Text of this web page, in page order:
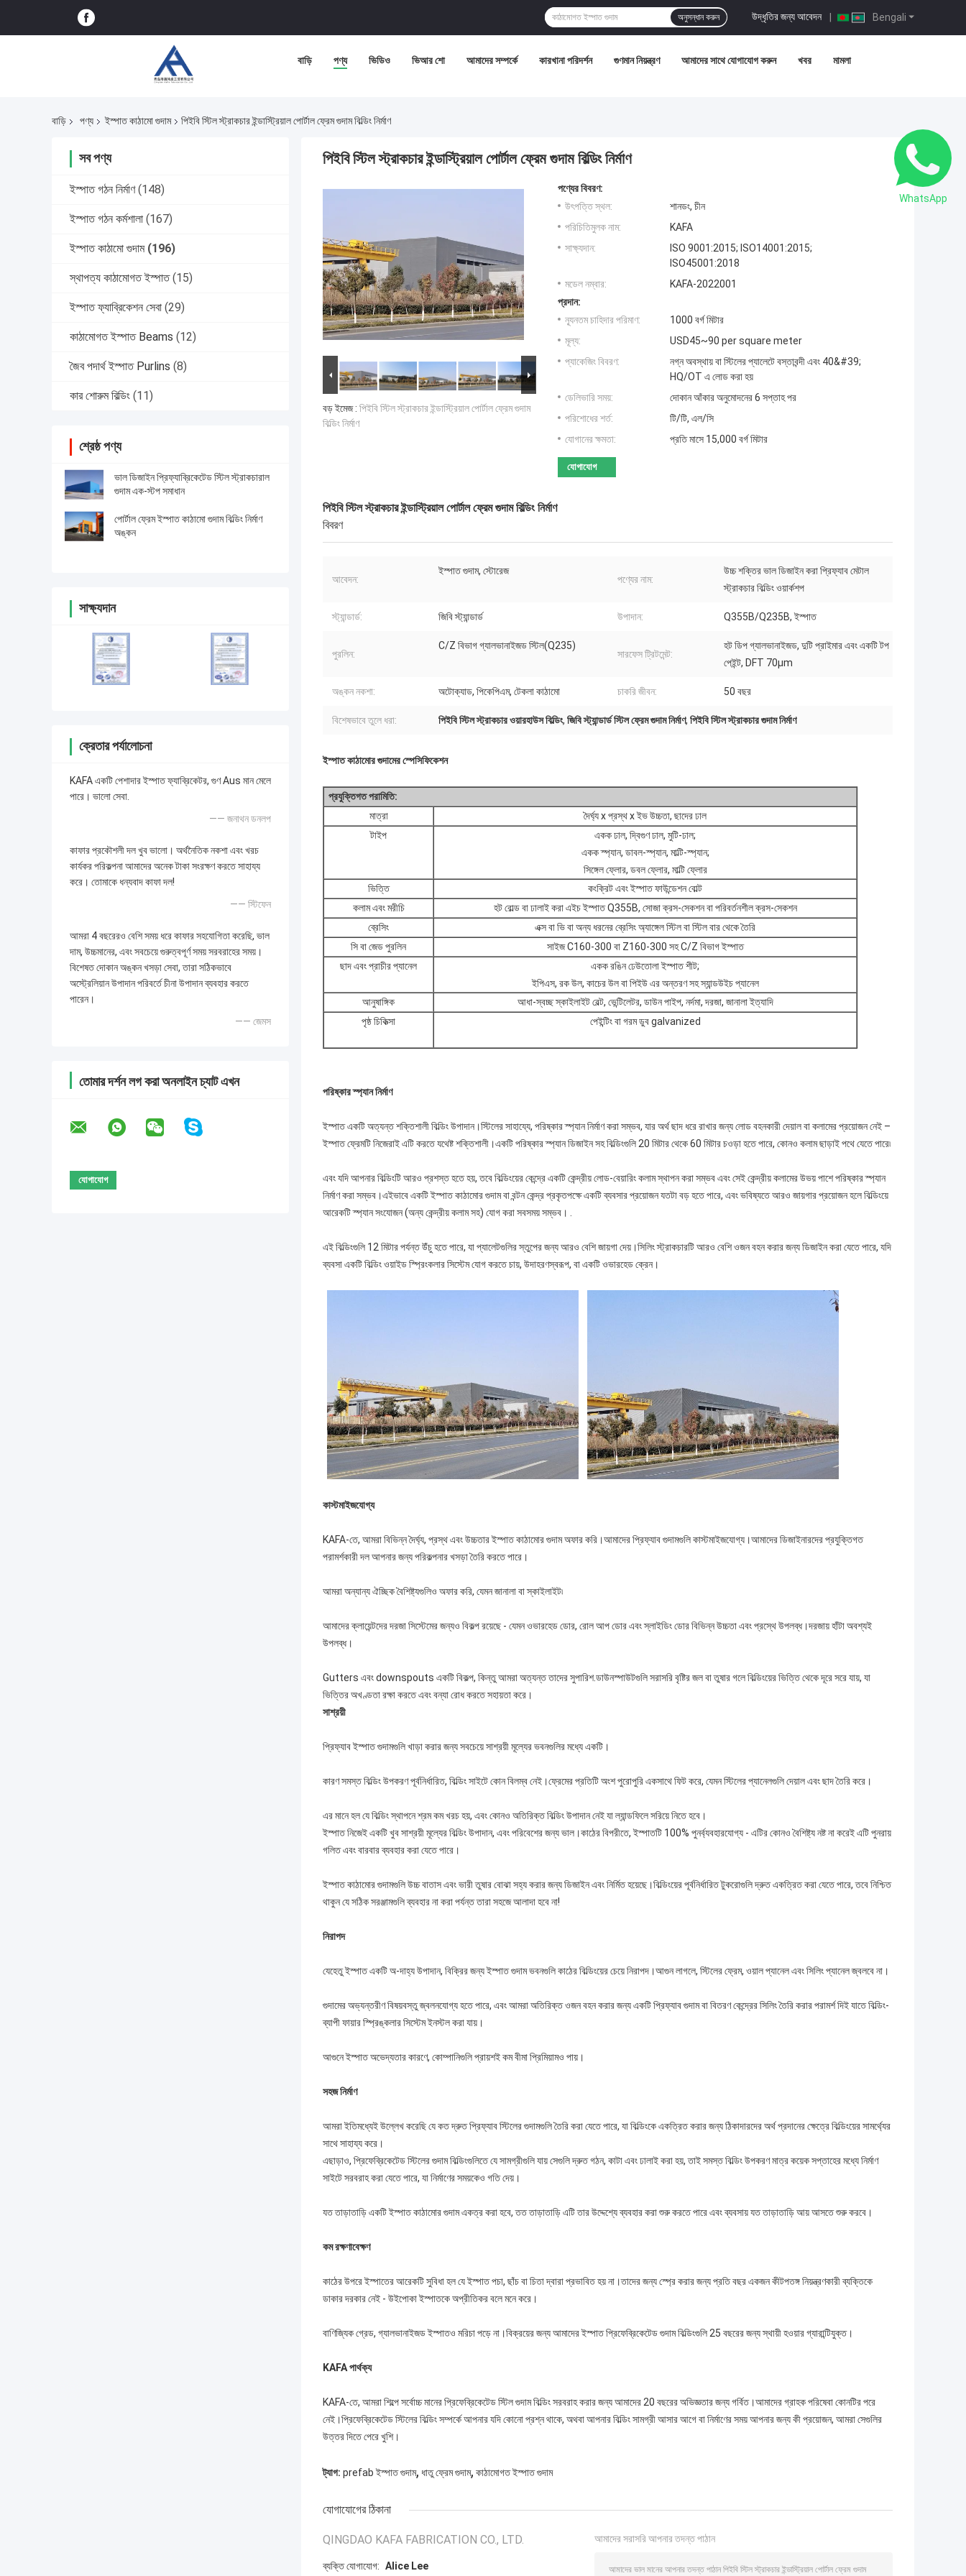
Bengali
উদ্ধৃতির জন্য আবেদন |
অনুসন্ধান করুন
বাড়ি পণ্য ভিডিও ভিআর শো আমাদের সম্পর্কে কারখানা পরিদর্শন গুণমান নিয়ন্ত্রণ আমাদের সাথে যোগাযোগ করুন খবর মামলা
বাড়ি পণ্য ইস্পাত কাঠামো গুদাম পিইবি স্টিল স্ট্রাকচার ইন্ডাস্ট্রিয়াল পোর্টাল ফ্রেম গুদাম বিল্ডিং নির্মাণ
সব পণ্য
ইস্পাত গঠন নির্মাণ (148)
ইস্পাত গঠন কর্মশালা (167)
ইস্পাত কাঠামো গুদাম (196)
স্থাপত্য কাঠামোগত ইস্পাত (15)
ইস্পাত ফ্যাব্রিকেশন সেবা (29)
কাঠামোগত ইস্পাত Beams (12)
জৈব পদার্থ ইস্পাত Purlins (8)
কার শোরুম বিল্ডিং (11)
শ্রেষ্ঠ পণ্য
ভাল ডিজাইন প্রিফ্যাব্রিকেটেড স্টিল স্ট্রাকচারাল
গুদাম এক-স্টপ সমাধান
পোর্টাল ফ্রেম ইস্পাত কাঠামো গুদাম বিল্ডিং নির্মাণ
অঙ্কন
সাক্ষ্যদান
ক্রেতার পর্যালোচনা
KAFA একটি পেশাদার ইস্পাত ফ্যাব্রিকেটর, গুণ Aus মান মেলে
পারে। ভালো সেবা.
—— জনাথন ডনলপ
কাফার প্রকৌশলী দল খুব ভালো। অর্থনৈতিক নকশা এবং খরচ
কার্যকর পরিকল্পনা আমাদের অনেক টাকা সংরক্ষণ করতে সাহায্য
করে। তোমাকে ধন্যবাদ কাফা দল!
—— স্টিফেন
আমরা 4 বছরেরও বেশি সময় ধরে কাফার সহযোগিতা করেছি, ভাল
দাম, উচ্চমানের, এবং সবচেয়ে গুরুত্বপূর্ণ সময় সরবরাহের সময়।
বিশেষত দোকান অঙ্কন খসড়া সেবা, তারা সঠিকভাবে
অস্ট্রেলিয়ান উপাদান পরিবর্তে চীনা উপাদান ব্যবহার করতে
পারেন।
—— জেমস
তোমার দর্শন লগ করা অনলাইন চ্যাট এখন
পিইবি স্টিল স্ট্রাকচার ইন্ডাস্ট্রিয়াল পোর্টাল ফ্রেম গুদাম বিল্ডিং নির্মাণ
বড় ইমেজ : পিইবি স্টিল স্ট্রাকচার ইন্ডাস্ট্রিয়াল পোর্টাল ফ্রেম গুদাম
বিল্ডিং নির্মাণ
পণ্যের বিবরণ:
উৎপত্তি স্থল:
শানডং, চীন
পরিচিতিমুলক নাম:
KAFA
সাক্ষ্যদান:
ISO 9001:2015; ISO14001:2015;
ISO45001:2018
মডেল নম্বার:
KAFA-2022001
প্রদান:
ন্যূনতম চাহিদার পরিমাণ:
1000 বর্গ মিটার
মূল্য:
USD45~90 per square meter
প্যাকেজিং বিবরণ:
নগ্ন অবস্থায় বা স্টিলের প্যালেটে বস্তাবন্দী এবং 40&#39;
HQ/OT এ লোড করা হয়
ডেলিভারি সময়:
দোকান আঁকার অনুমোদনের 6 সপ্তাহ পর
পরিশোধের শর্ত:
টি/টি, এল/সি
যোগানের ক্ষমতা:
প্রতি মাসে 15,000 বর্গ মিটার
যোগাযোগ
পিইবি স্টিল স্ট্রাকচার ইন্ডাস্ট্রিয়াল পোর্টাল ফ্রেম গুদাম বিল্ডিং নির্মাণ
বিবরণ
আবেদন:
ইস্পাত গুদাম, স্টোরেজ
পণ্যের নাম:
উচ্চ শক্তির ভাল ডিজাইন করা প্রিফ্যাব মেটাল
স্ট্রাকচার বিল্ডিং ওয়ার্কশপ
স্ট্যান্ডার্ড: জিবি স্ট্যান্ডার্ড উপাদান: Q355B/Q235B, ইস্পাত
পুরলিন:
C/Z বিভাগ গ্যালভানাইজড স্টিল(Q235)
সারফেস ট্রিটমেন্ট:
হট ডিপ গ্যালভানাইজড, দুটি প্রাইমার এবং একটি টপ
পেইন্ট, DFT 70μm
অঙ্কন নকশা: অটোক্যাড, পিকেপিএম, টেকলা কাঠামো চাকরি জীবন: 50 বছর
বিশেষভাবে তুলে ধরা: পিইবি স্টিল স্ট্রাকচার ওয়ারহাউস বিল্ডিং, জিবি স্ট্যান্ডার্ড স্টিল ফ্রেম গুদাম নির্মাণ, পিইবি স্টিল স্ট্রাকচার গুদাম নির্মাণ
ইস্পাত কাঠামোর গুদামের স্পেসিফিকেশন
প্রযুক্তিগত পরামিতি:
মাত্রা
দৈর্ঘ্য x প্রস্থ x ইভ উচ্চতা, ছাদের ঢাল
টাইপ
একক ঢাল, দ্বিগুণ ঢাল, মুটি-ঢাল;
একক স্প্যান, ডাবল-স্প্যান, মাল্টি-স্প্যান;
সিঙ্গেল ফ্লোর, ডবল ফ্লোর, মাল্টি ফ্লোর
ভিত্তি
কংক্রিট এবং ইস্পাত ফাউন্ডেশন বোল্ট
কলাম এবং মরীচি
হট রোল্ড বা ঢালাই করা এইচ ইস্পাত Q355B, সোজা ক্রস-সেকশন বা পরিবর্তনশীল ক্রস-সেকশন
ব্রেসিং
এক্স বা ভি বা অন্য ধরনের ব্রেসিং অ্যাঙ্গেল স্টিল বা স্টিল বার থেকে তৈরি
সি বা জেড পুরলিন
সাইজ C160-300 বা Z160-300 সহ C/Z বিভাগ ইস্পাত
ছাদ এবং প্রাচীর প্যানেল
একক রঙিন ঢেউতোলা ইস্পাত শীট;
ইপিএস, রক উল, কাচের উল বা পিইউ এর অন্তরণ সহ স্যান্ডউইচ প্যানেল
আনুষাঙ্গিক
আধা-স্বচ্ছ স্কাইলাইট বেল্ট, ভেন্টিলেটর, ডাউন পাইপ, নর্দমা, দরজা, জানালা ইত্যাদি
পৃষ্ঠ চিকিত্সা
পেইন্টিং বা গরম ডুব galvanized
পরিষ্কার স্প্যান নির্মাণ
ইস্পাত একটি অত্যন্ত শক্তিশালী বিল্ডিং উপাদান।স্টিলের সাহায্যে, পরিষ্কার স্প্যান নির্মাণ করা সম্ভব, যার অর্থ ছাদ ধরে রাখার জন্য লোড বহনকারী দেয়াল বা কলামের প্রয়োজন নেই –
ইস্পাত ফ্রেমটি নিজেরাই এটি করতে যথেষ্ট শক্তিশালী।একটি পরিষ্কার স্প্যান ডিজাইন সহ বিল্ডিংগুলি 20 মিটার থেকে 60 মিটার চওড়া হতে পারে, কোনও কলাম ছাড়াই পথে যেতে পারে৷
এবং যদি আপনার বিল্ডিংটি আরও প্রশস্ত হতে হয়, তবে বিল্ডিংয়ের কেন্দ্রে একটি কেন্দ্রীয় লোড-বেয়ারিং কলাম স্থাপন করা সম্ভব এবং সেই কেন্দ্রীয় কলামের উভয় পাশে পরিষ্কার স্প্যান
নির্মাণ করা সম্ভব।এইভাবে একটি ইস্পাত কাঠামোর গুদাম বা বন্টন কেন্দ্র প্রকৃতপক্ষে একটি ব্যবসার প্রয়োজন যতটা বড় হতে পারে, এবং ভবিষ্যতে আরও জায়গার প্রয়োজন হলে বিল্ডিংয়ে
আরেকটি স্প্যান সংযোজন (অন্য কেন্দ্রীয় কলাম সহ) যোগ করা সবসময় সম্ভব। .
এই বিল্ডিংগুলি 12 মিটার পর্যন্ত উঁচু হতে পারে, যা প্যালেটগুলির স্তুপের জন্য আরও বেশি জায়গা দেয়।সিলিং স্ট্রাকচারটি আরও বেশি ওজন বহন করার জন্য ডিজাইন করা যেতে পারে, যদি
ব্যবসা একটি বিল্ডিং ওয়াইড স্প্রিংকলার সিস্টেম যোগ করতে চায়, উদাহরণস্বরূপ, বা একটি ওভারহেড ক্রেন।
কাস্টমাইজযোগ্য
KAFA-তে, আমরা বিভিন্ন দৈর্ঘ্য, প্রস্থ এবং উচ্চতার ইস্পাত কাঠামোর গুদাম অফার করি।আমাদের প্রিফ্যাব গুদামগুলি কাস্টমাইজযোগ্য।আমাদের ডিজাইনারদের প্রযুক্তিগত
পরামর্শকারী দল আপনার জন্য পরিকল্পনার খসড়া তৈরি করতে পারে।
আমরা অন্যান্য ঐচ্ছিক বৈশিষ্ট্যগুলিও অফার করি, যেমন জানালা বা স্কাইলাইট৷
আমাদের ক্লায়েন্টদের দরজা সিস্টেমের জন্যও বিকল্প রয়েছে - যেমন ওভারহেড ডোর, রোল আপ ডোর এবং স্লাইডিং ডোর বিভিন্ন উচ্চতা এবং প্রস্থে উপলব্ধ।দরজায় হাঁটা অবশ্যই
উপলব্ধ।
Gutters এবং downspouts একটি বিকল্প, কিন্তু আমরা অত্যন্ত তাদের সুপারিশ.ডাউনস্পাউটগুলি সরাসরি বৃষ্টির জল বা তুষার গলে বিল্ডিংয়ের ভিত্তি থেকে দূরে সরে যায়, যা
ভিত্তির অখণ্ডতা রক্ষা করতে এবং বন্যা রোধ করতে সহায়তা করে।
সাশ্রয়ী
প্রিফ্যাব ইস্পাত গুদামগুলি খাড়া করার জন্য সবচেয়ে সাশ্রয়ী মূল্যের ভবনগুলির মধ্যে একটি।
কারণ সমস্ত বিল্ডিং উপকরণ পূর্বনির্ধারিত, বিল্ডিং সাইটে কোন বিলম্ব নেই।ফ্রেমের প্রতিটি অংশ পুরোপুরি একসাথে ফিট করে, যেমন স্টিলের প্যানেলগুলি দেয়াল এবং ছাদ তৈরি করে।
এর মানে হল যে বিল্ডিং স্থাপনে শ্রম কম খরচ হয়, এবং কোনও অতিরিক্ত বিল্ডিং উপাদান নেই যা ল্যান্ডফিলে সরিয়ে নিতে হবে।
ইস্পাত নিজেই একটি খুব সাশ্রয়ী মূল্যের বিল্ডিং উপাদান, এবং পরিবেশের জন্য ভাল।কাঠের বিপরীতে, ইস্পাতটি 100% পুনর্ব্যবহারযোগ্য - এটির কোনও বৈশিষ্ট্য নষ্ট না করেই এটি পুনরায়
গলিত এবং বারবার ব্যবহার করা যেতে পারে।
ইস্পাত কাঠামোর গুদামগুলি উচ্চ বাতাস এবং ভারী তুষার বোঝা সহ্য করার জন্য ডিজাইন এবং নির্মিত হয়েছে।বিল্ডিংয়ের পূর্বনির্ধারিত টুকরোগুলি দ্রুত একত্রিত করা যেতে পারে, তবে নিশ্চিত
থাকুন যে সঠিক সরঞ্জামগুলি ব্যবহার না করা পর্যন্ত তারা সহজে আলাদা হবে না!
নিরাপদ
যেহেতু ইস্পাত একটি অ-দাহ্য উপাদান, বিক্রির জন্য ইস্পাত গুদাম ভবনগুলি কাঠের বিল্ডিংয়ের চেয়ে নিরাপদ।আগুন লাগলে, স্টিলের ফ্রেম, ওয়াল প্যানেল এবং সিলিং প্যানেল জ্বলবে না।
গুদামের অভ্যন্তরীণ বিষয়বস্তু জ্বলনযোগ্য হতে পারে, এবং আমরা অতিরিক্ত ওজন বহন করার জন্য একটি প্রিফ্যাব গুদাম বা বিতরণ কেন্দ্রের সিলিং তৈরি করার পরামর্শ দিই যাতে বিল্ডিং-
ব্যাপী ফায়ার স্প্রিঙ্কলার সিস্টেম ইনস্টল করা যায়।
আগুনে ইস্পাত অভেদ্যতার কারণে, কোম্পানিগুলি প্রায়শই কম বীমা প্রিমিয়ামও পায়।
সহজ নির্মাণ
আমরা ইতিমধ্যেই উল্লেখ করেছি যে কত দ্রুত প্রিফ্যাব স্টিলের গুদামগুলি তৈরি করা যেতে পারে, যা বিল্ডিংকে একত্রিত করার জন্য ঠিকাদারদের অর্থ প্রদানের ক্ষেত্রে বিল্ডিংয়ের সামর্থ্যের
সাথে সাহায্য করে।
এছাড়াও, প্রিফেব্রিকেটেড স্টিলের গুদাম বিল্ডিংগুলিতে যে সামগ্রীগুলি যায় সেগুলি দ্রুত গঠন, কাটা এবং ঢালাই করা হয়, তাই সমস্ত বিল্ডিং উপকরণ মাত্র কয়েক সপ্তাহের মধ্যে নির্মাণ
সাইটে সরবরাহ করা যেতে পারে, যা নির্মাণের সময়কেও গতি দেয়।
যত তাড়াতাড়ি একটি ইস্পাত কাঠামোর গুদাম একত্র করা হবে, তত তাড়াতাড়ি এটি তার উদ্দেশ্যে ব্যবহার করা শুরু করতে পারে এবং ব্যবসায় যত তাড়াতাড়ি আয় আসতে শুরু করবে।
কম রক্ষণাবেক্ষণ
কাঠের উপরে ইস্পাতের আরেকটি সুবিধা হল যে ইস্পাত পচা, ছাঁচ বা চিতা দ্বারা প্রভাবিত হয় না।তাদের জন্য স্প্রে করার জন্য প্রতি বছর একজন কীটপতঙ্গ নিয়ন্ত্রণকারী ব্যক্তিকে
ডাকার দরকার নেই - উইপোকা ইস্পাতকে অপ্রীতিকর বলে মনে করে।
বাণিজ্যিক গ্রেড, গ্যালভানাইজড ইস্পাতও মরিচা পড়ে না।বিক্রয়ের জন্য আমাদের ইস্পাত প্রিফেব্রিকেটেড গুদাম বিল্ডিংগুলি 25 বছরের জন্য স্থায়ী হওয়ার গ্যারান্টিযুক্ত।
KAFA পার্থক্য
KAFA-তে, আমরা শিল্পে সর্বোচ্চ মানের প্রিফেব্রিকেটেড স্টিল গুদাম বিল্ডিং সরবরাহ করার জন্য আমাদের 20 বছরের অভিজ্ঞতার জন্য গর্বিত।আমাদের গ্রাহক পরিষেবা কোনটির পরে
নেই।প্রিফেব্রিকেটেড স্টিলের বিল্ডিং সম্পর্কে আপনার যদি কোনো প্রশ্ন থাকে, অথবা আপনার বিল্ডিং সামগ্রী আসার আগে বা নির্মাণের সময় আপনার জন্য কী প্রয়োজন, আমরা সেগুলির
উত্তর দিতে পেরে খুশি।
ট্যাগ: prefab ইস্পাত গুদাম, ধাতু ফ্রেম গুদাম, কাঠামোগত ইস্পাত গুদাম
যোগাযোগের ঠিকানা
QINGDAO KAFA FABRICATION CO., LTD.
ব্যক্তি যোগাযোগ: Alice Lee
আমাদের সরাসরি আপনার তদন্ত পাঠান
WhatsApp